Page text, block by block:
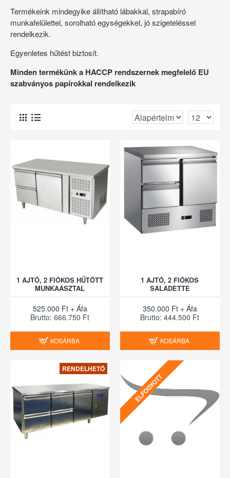
Termékeink mindegyike állítható lábakkal, strapabíró
munkafelülettel, sorolható egységekkel, jó szigeteléssel
rendelkezik.
Egyenletes hűtést biztosít.
Minden termékünk a HACCP rendszernek megfelelő EU
szabványos papírokkal rendelkezik
1 AJTÓ, 2 FIÓKOS HŰTÖTT
MUNKAASZTAL
525.000 Ft + Áfa
Brutto: 666.750 Ft
KOSÁRBA
1 AJTÓ, 2 FIÓKOS
SALADETTE
350.000 Ft + Áfa
Brutto: 444.500 Ft
KOSÁRBA
RENDELHETŐ
ELFOGYOTT